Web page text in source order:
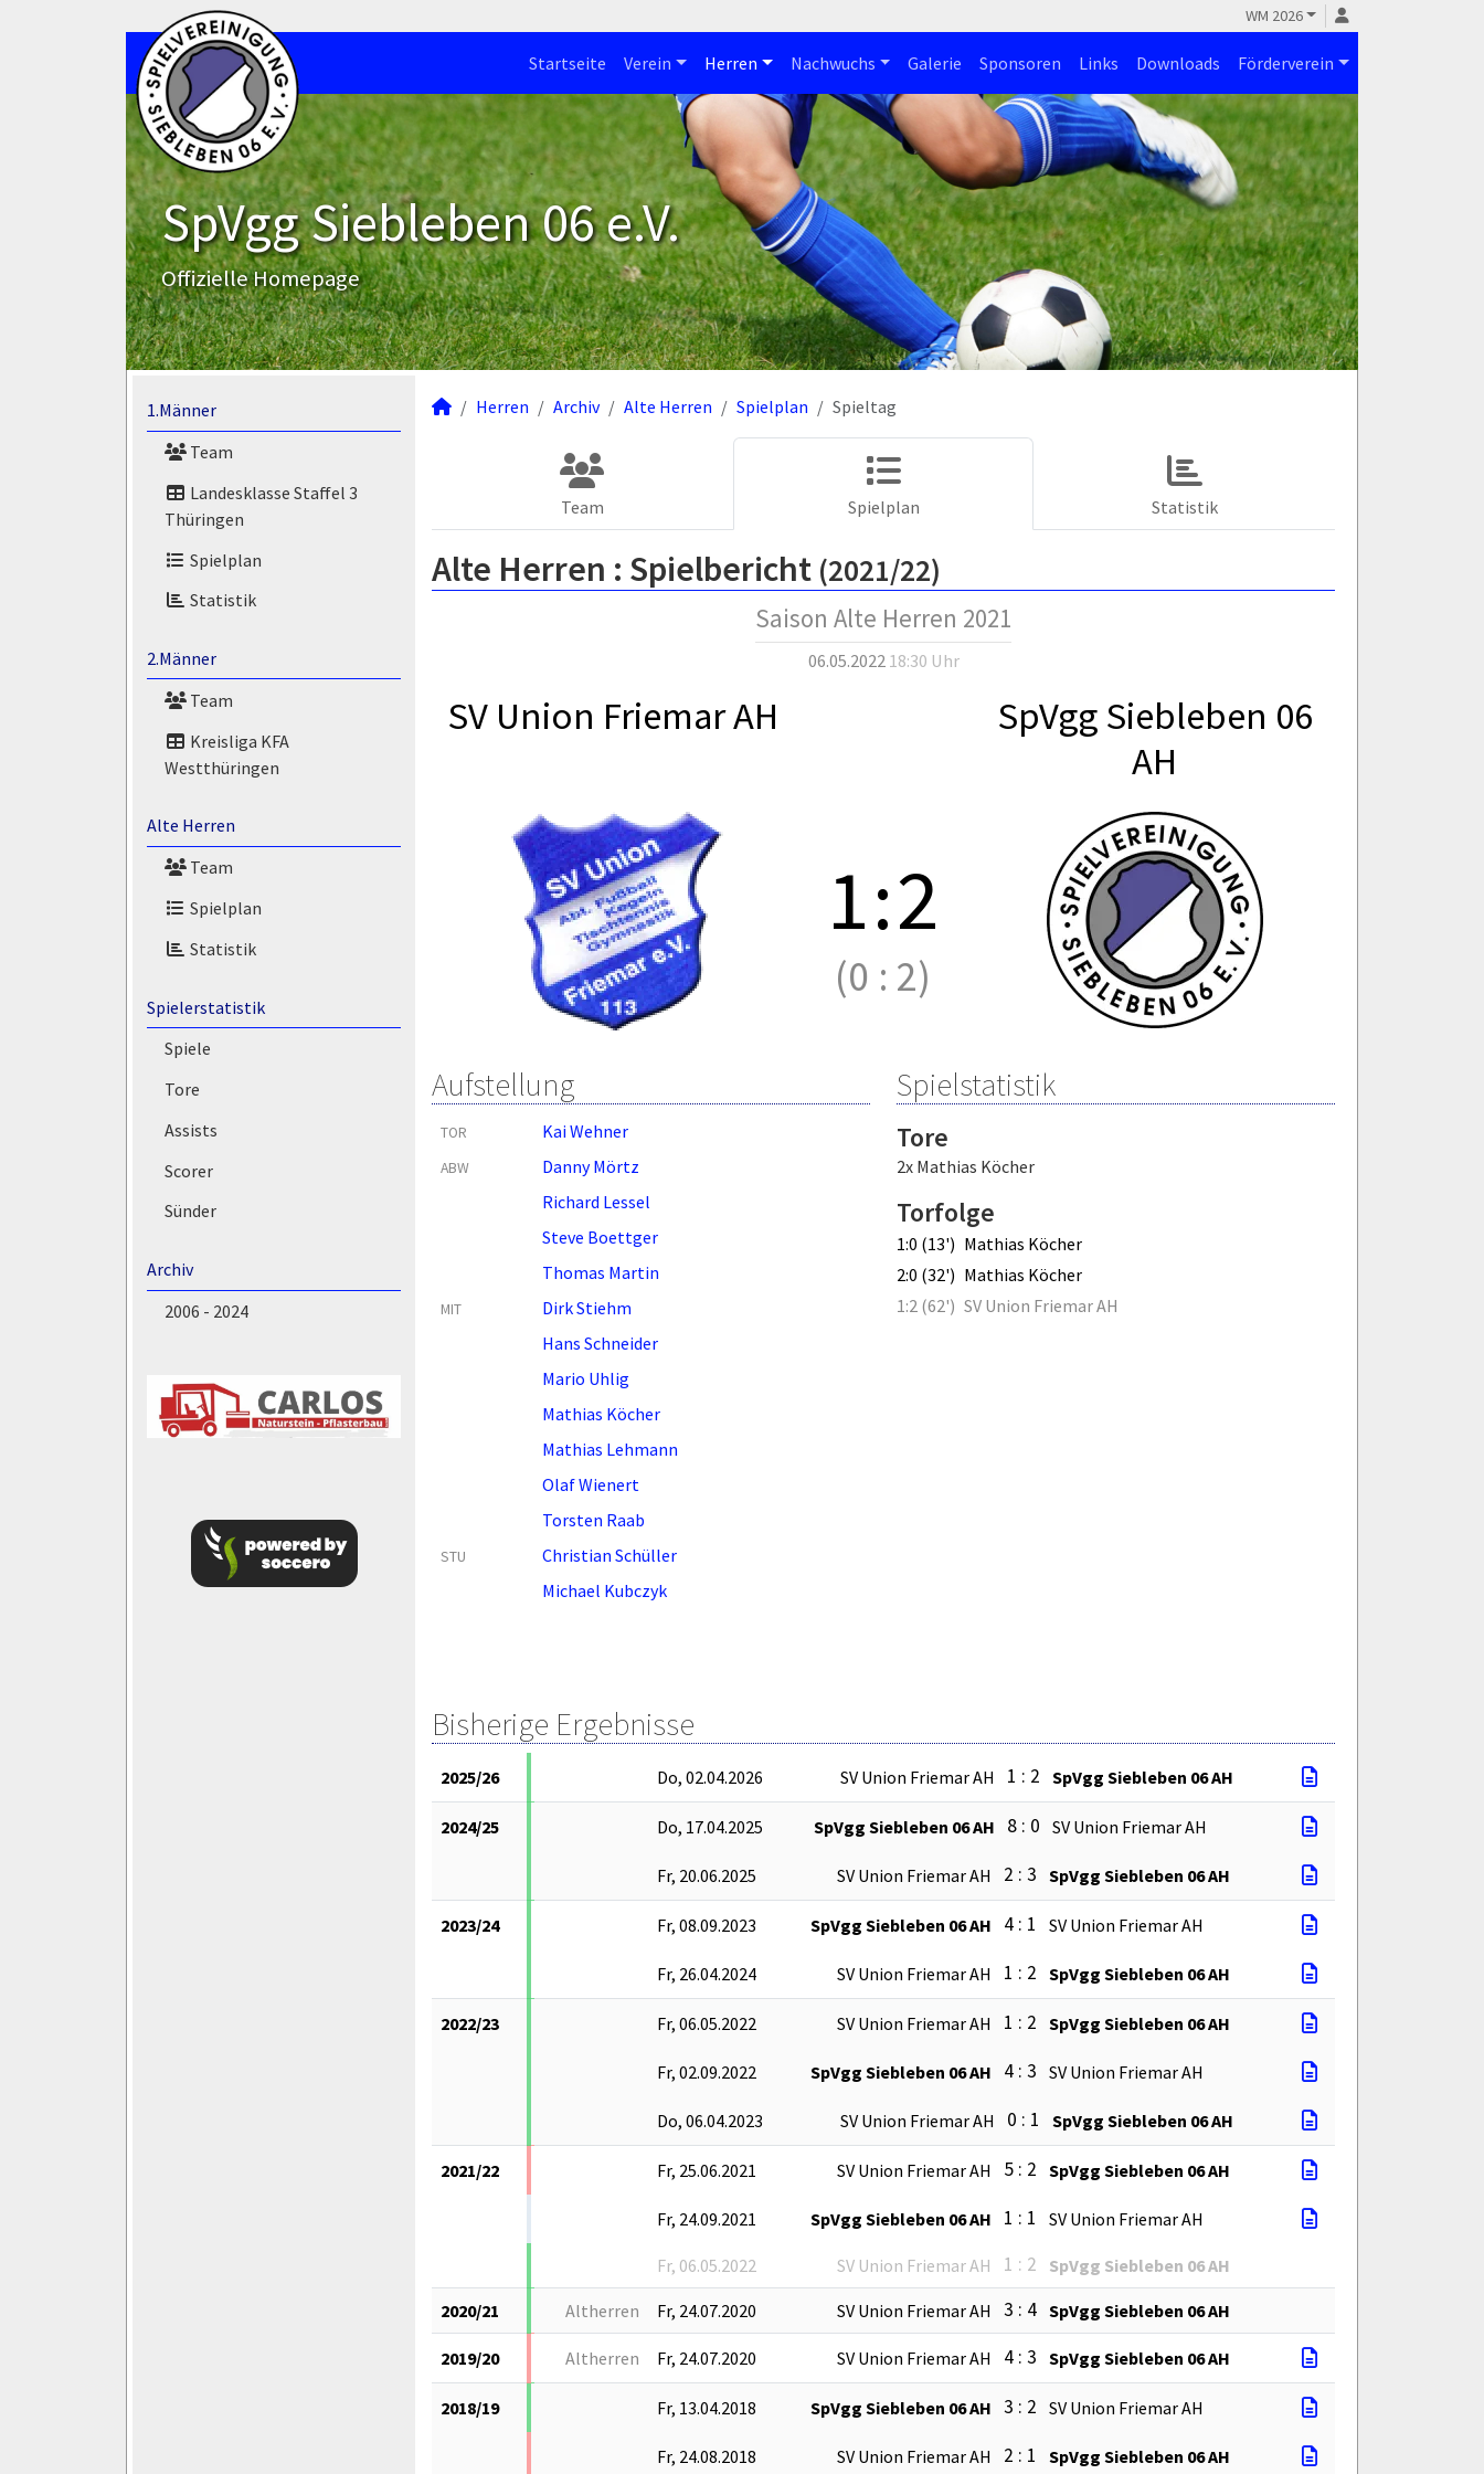
WM 2026
Startseite Verein Herren Nachwuchs Galerie Sponsoren Links Downloads Förderverein
SpVgg Siebleben 06 e.V.
Offizielle Homepage
1.Männer
Team
Landesklasse Staffel 3
Thüringen
Spielplan
Statistik
2.Männer
Team
Kreisliga KFA
Westthüringen
Alte Herren
Team
Spielplan
Statistik
Spielerstatistik
Spiele
Tore
Assists
Scorer
Sünder
Archiv
2006 - 2024
Herren Archiv Alte Herren Spielplan Spieltag
Team Spielplan Statistik
Alte Herren : Spielbericht (2021/22)
Saison Alte Herren 2021
06.05.2022 18:30 Uhr
SV Union Friemar AH
SpVgg Siebleben 06
AH
1:2
(0 : 2)
Aufstellung
TOR Kai Wehner
ABW
Danny Mörtz
Richard Lessel
Steve Boettger
Thomas Martin
MIT
Dirk Stiehm
Hans Schneider
Mario Uhlig
Mathias Köcher
Mathias Lehmann
Olaf Wienert
Torsten Raab
STU
Christian Schüller
Michael Kubczyk
Spielstatistik
Tore
2x Mathias Köcher
Torfolge
1:0 (13') Mathias Köcher
2:0 (32') Mathias Köcher
1:2 (62') SV Union Friemar AH
Bisherige Ergebnisse
2025/26 Do, 02.04.2026 SV Union Friemar AH 1 : 2 SpVgg Siebleben 06 AH
2024/25 Do, 17.04.2025 SpVgg Siebleben 06 AH 8 : 0 SV Union Friemar AH
Fr, 20.06.2025 SV Union Friemar AH 2 : 3 SpVgg Siebleben 06 AH
2023/24 Fr, 08.09.2023 SpVgg Siebleben 06 AH 4 : 1 SV Union Friemar AH
Fr, 26.04.2024 SV Union Friemar AH 1 : 2 SpVgg Siebleben 06 AH
2022/23 Fr, 06.05.2022 SV Union Friemar AH 1 : 2 SpVgg Siebleben 06 AH
Fr, 02.09.2022 SpVgg Siebleben 06 AH 4 : 3 SV Union Friemar AH
Do, 06.04.2023 SV Union Friemar AH 0 : 1 SpVgg Siebleben 06 AH
2021/22 Fr, 25.06.2021 SV Union Friemar AH 5 : 2 SpVgg Siebleben 06 AH
Fr, 24.09.2021 SpVgg Siebleben 06 AH 1 : 1 SV Union Friemar AH
Fr, 06.05.2022 SV Union Friemar AH 1 : 2 SpVgg Siebleben 06 AH
2020/21 Altherren Fr, 24.07.2020 SV Union Friemar AH 3 : 4 SpVgg Siebleben 06 AH
2019/20 Altherren Fr, 24.07.2020 SV Union Friemar AH 4 : 3 SpVgg Siebleben 06 AH
2018/19 Fr, 13.04.2018 SpVgg Siebleben 06 AH 3 : 2 SV Union Friemar AH
Fr, 24.08.2018 SV Union Friemar AH 2 : 1 SpVgg Siebleben 06 AH